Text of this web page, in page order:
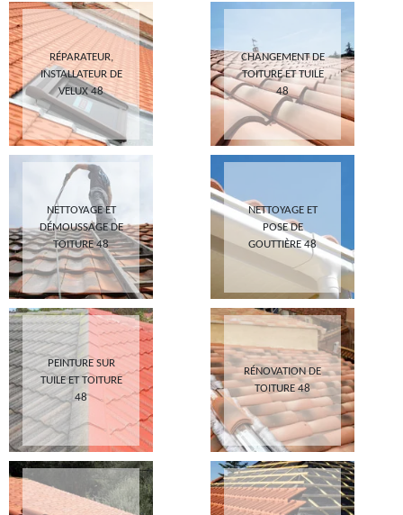
RÉPARATEUR,
INSTALLATEUR DE
VELUX 48
CHANGEMENT DE
TOITURE ET TUILE
48
NETTOYAGE ET
DÉMOUSSAGE DE
TOITURE 48
NETTOYAGE ET
POSE DE
GOUTTIÈRE 48
PEINTURE SUR
TUILE ET TOITURE
48
RÉNOVATION DE
TOITURE 48